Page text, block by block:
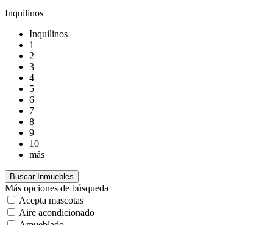
Inquilinos
Inquilinos
1
2
3
4
5
6
7
8
9
10
más
Más opciones de búsqueda
Acepta mascotas
Aire acondicionado